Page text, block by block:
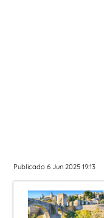
Publicado 6 Jun 2025 19:13